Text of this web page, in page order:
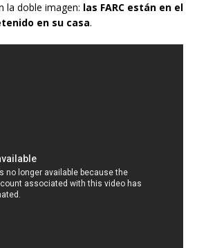
la doble imagen: las FARC están en el
en su casa.